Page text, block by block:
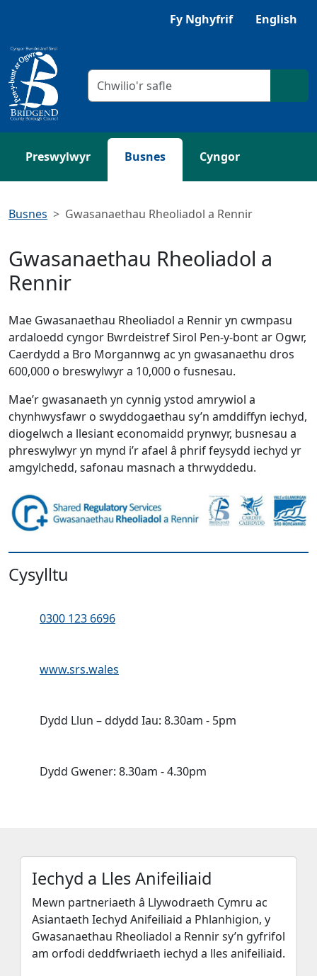
Gwrandewch gyda Browsealoud
Fy Nghyfrif English
Meini prawf chwilio
Preswylwyr Busnes Cyngor
Busnes Gwasanaethau Rheoliadol a Rennir
Gwasanaethau Rheoliadol a
Rennir
Mae Gwasanaethau Rheoliadol a Rennir yn cwmpasu
ardaloedd cyngor Bwrdeistref Sirol Pen-y-bont ar Ogwr,
Caerdydd a Bro Morgannwg ac yn gwasanaethu dros
600,000 o breswylwyr a 10,000 o fusnesau.
Mae’r gwasanaeth yn cynnig ystod amrywiol a
chynhwysfawr o swyddogaethau sy’n amddiffyn iechyd,
diogelwch a llesiant economaidd prynwyr, busnesau a
phreswylwyr yn mynd i’r afael â phrif feysydd iechyd yr
amgylchedd, safonau masnach a thrwyddedu.
Cysylltu
Ffôn:
0300 123 6696
Gwefan:
www.srs.wales
Oriau Agor 1:
Dydd Llun – ddydd Iau: 8.30am - 5pm
Oriau Agor 2:
Dydd Gwener: 8.30am - 4.30pm
Iechyd a Lles Anifeiliaid
Mewn partneriaeth â Llywodraeth Cymru ac
Asiantaeth Iechyd Anifeiliaid a Phlanhigion, y
Gwasanaethau Rheoliadol a Rennir sy’n gyfrifol
am orfodi deddfwriaeth iechyd a lles anifeiliaid.